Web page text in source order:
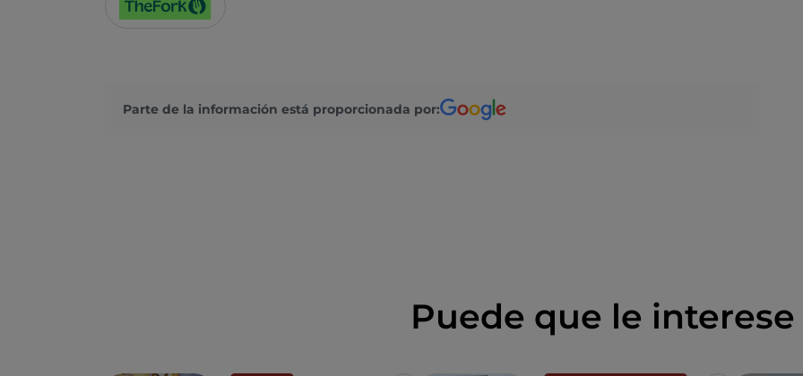
Parte de la información está proporcionada por:
Puede que le interese